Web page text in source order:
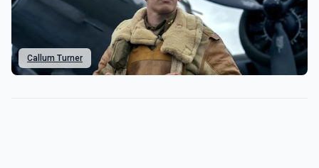
Callum Turner